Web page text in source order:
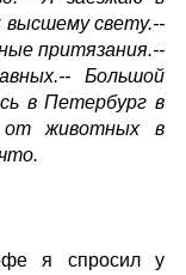
высшему свету.--
притязания.--
Большой
в Петербург в
от животных в
я спросил у